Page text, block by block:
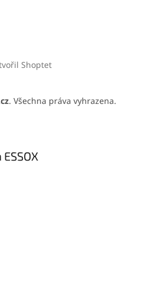
Shoptet
. Všechna práva vyhrazena.